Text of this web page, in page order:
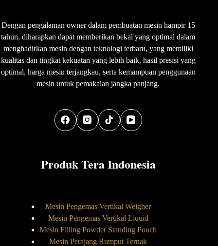
Dengan pengalaman owner dalam pembuatan mesin hampir 15
tahun, diharapkan dapat memberikan bekal yang optimal dalam
menghadirkan mesin dengan teknologi terbaru, yang memiliki
kualitas dan tingkat kekuatan yang lebih baik, hasil presisi yang
optimal, harga mesin terjangkau, serta kemampuan penggunaan
mesin untuk pemakaian jangka panjang.
Produk Tera Indonesia
Mesin Pengemas Vertikal Weigher
Mesin Pengemas Vertikal Liquid
Mesin Filling Powder Standing Pouch
Mesin Perajang Rumput Ternak